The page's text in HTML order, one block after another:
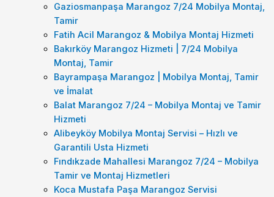
Gaziosmanpaşa Marangoz 7/24 Mobilya Montaj,
Tamir
Fatih Acil Marangoz & Mobilya Montaj Hizmeti
Bakırköy Marangoz Hizmeti | 7/24 Mobilya
Montaj, Tamir
Bayrampaşa Marangoz | Mobilya Montaj, Tamir
ve İmalat
Balat Marangoz 7/24 – Mobilya Montaj ve Tamir
Hizmeti
Alibeyköy Mobilya Montaj Servisi – Hızlı ve
Garantili Usta Hizmeti
Fındıkzade Mahallesi Marangoz 7/24 – Mobilya
Tamir ve Montaj Hizmetleri
Koca Mustafa Paşa Marangoz Servisi